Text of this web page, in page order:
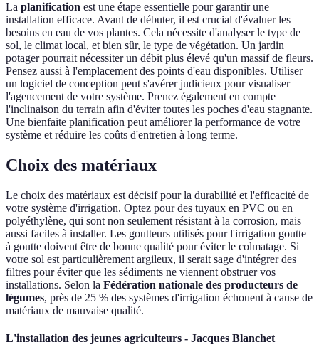
La planification est une étape essentielle pour garantir une
installation efficace. Avant de débuter, il est crucial d'évaluer les
besoins en eau de vos plantes. Cela nécessite d'analyser le type de
sol, le climat local, et bien sûr, le type de végétation. Un jardin
potager pourrait nécessiter un débit plus élevé qu'un massif de fleurs.
Pensez aussi à l'emplacement des points d'eau disponibles. Utiliser
un logiciel de conception peut s'avérer judicieux pour visualiser
l'agencement de votre système. Prenez également en compte
l'inclinaison du terrain afin d'éviter toutes les poches d'eau stagnante.
Une bienfaite planification peut améliorer la performance de votre
système et réduire les coûts d'entretien à long terme.
Choix des matériaux
Le choix des matériaux est décisif pour la durabilité et l'efficacité de
votre système d'irrigation. Optez pour des tuyaux en PVC ou en
polyéthylène, qui sont non seulement résistant à la corrosion, mais
aussi faciles à installer. Les goutteurs utilisés pour l'irrigation goutte
à goutte doivent être de bonne qualité pour éviter le colmatage. Si
votre sol est particulièrement argileux, il serait sage d'intégrer des
filtres pour éviter que les sédiments ne viennent obstruer vos
installations. Selon la Fédération nationale des producteurs de
légumes, près de 25 % des systèmes d'irrigation échouent à cause de
matériaux de mauvaise qualité.
L'installation des jeunes agriculteurs - Jacques Blanchet